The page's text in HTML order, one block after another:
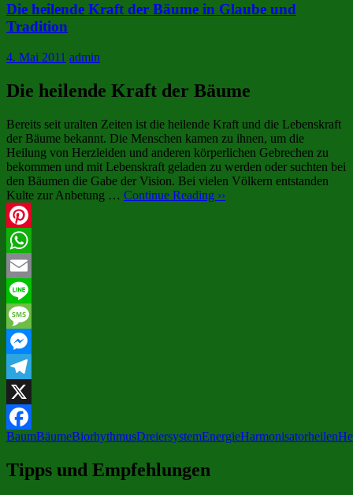
Die heilende Kraft der Bäume in Glaube und
Tradition
4. Mai 2011 admin
Die heilende Kraft der Bäume
Bereits seit uralten Zeiten ist die heilende Kraft und die Lebenskraft
der Bäume bekannt. Die Menschen kamen zu ihnen, um die
Heilung von Herzleiden und anderen körperlichen Gebrechen zu
bekommen und mit Lebenskraft geladen zu werden oder suchten bei
den Bäumen die Gabe der Vision. Bei vielen Völkern entstanden
Kulte zur Anbetung … Continue Reading ››
Pinterest
WhatsApp
Email
Line
Message
Messenger
Telegram
X
Facebook
BaumBäumeBiorhythmusDreiersystemEnergieHarmonisatorheilen
Tipps und Empfehlungen